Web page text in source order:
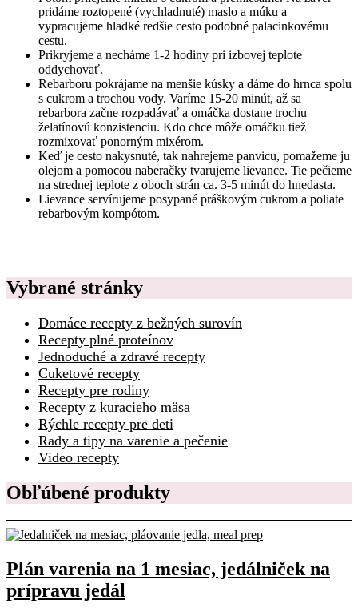
pridáme roztopené (vychladnuté) maslo a múku a
vypracujeme hladké redšie cesto podobné palacinkovému
cestu.
Prikryjeme a necháme 1-2 hodiny pri izbovej teplote
oddychovať.
Rebarboru pokrájame na menšie kúsky a dáme do hrnca spolu
s cukrom a trochou vody. Varíme 15-20 minút, až sa
rebarbora začne rozpadávať a omáčka dostane trochu
želatínovú konzistenciu. Kdo chce môže omáčku tiež
rozmixovať ponorným mixérom.
Keď je cesto nakysnuté, tak nahrejeme panvicu, pomažeme ju
olejom a pomocou naberačky tvarujeme lievance. Tie pečieme
na strednej teplote z oboch strán ca. 3-5 minút do hnedasta.
Lievance servírujeme posypané práškovým cukrom a poliate
rebarbovým kompótom.
Vybrané stránky
Domáce recepty z bežných surovín
Recepty plné proteínov
Jednoduché a zdravé recepty
Cuketové recepty
Recepty pre rodiny
Recepty z kuracieho mäsa
Rýchle recepty pre deti
Rady a tipy na varenie a pečenie
Video recepty
Obľúbené produkty
Plán varenia na 1 mesiac, jedálniček na
prípravu jedál